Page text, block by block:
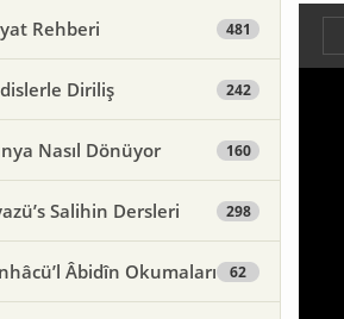
Rehberi 481
Diriliş 242
Nasıl Dönüyor 160
Salihin Dersleri 298
Âbidîn Okumaları 62